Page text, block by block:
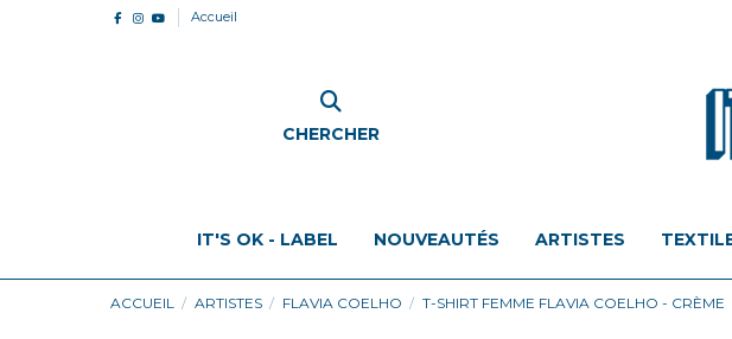
Accueil
CHERCHER
IT'S OK - LABEL NOUVEAUTÉS ARTISTES
ACCUEIL ARTISTES FLAVIA COELHO T-SHIRT FEMME FLAVIA COELHO - CRÈME